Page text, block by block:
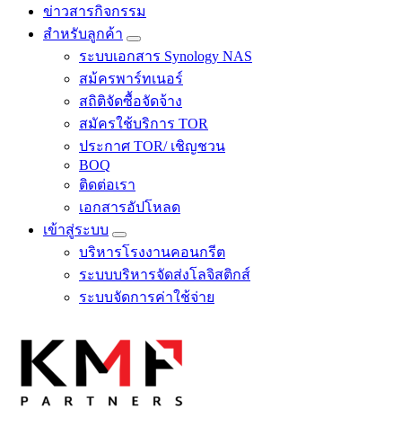
ข่าวสารกิจกรรม
สำหรับลูกค้า
ระบบเอกสาร Synology NAS
สม้ครพาร์ทเนอร์
สถิติจัดซื้อจัดจ้าง
สมัครใช้บริการ TOR
ประกาศ TOR/ เชิญชวน
BOQ
ติดต่อเรา
เอกสารอัปโหลด
เข้าสู่ระบบ
บริหารโรงงานคอนกรีต
ระบบบริหารจัดส่งโลจิสติกส์
ระบบจัดการค่าใช้จ่าย